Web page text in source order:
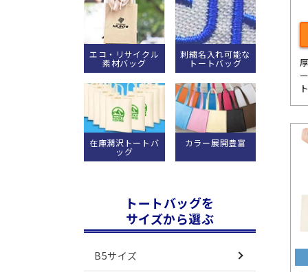
エコ・リサイクル
素材バッグ
刺繍名入れ可能な
トートバッグ
在庫潤沢トートバ
ッグ
カラー展開豊富
トートバッグを
サイズから選ぶ
B5サイズ